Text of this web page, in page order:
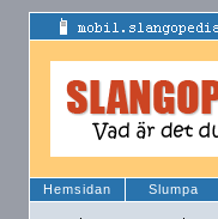
Hemsidan Slumpa